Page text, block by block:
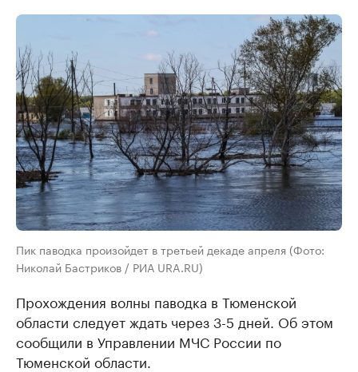
Пик паводка произойдет в третьей декаде апреля (Фото:
Николай Бастриков / РИА URA.RU)
Прохождения волны паводка в Тюменской
области следует ждать через 3-5 дней. Об этом
сообщили в Управлении МЧС России по
Тюменской области.